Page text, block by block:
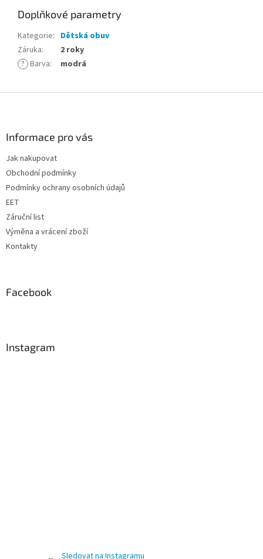
Doplňkové parametry
Kategorie: Dětská obuv
Záruka:
2 roky
? Barva: modrá
Informace pro vás
Jak nakupovat
Obchodní podmínky
Podmínky ochrany osobních údajů
EET
Záruční list
Výměna a vrácení zboží
Kontakty
Facebook
Instagram
Sledovat na Instagramu